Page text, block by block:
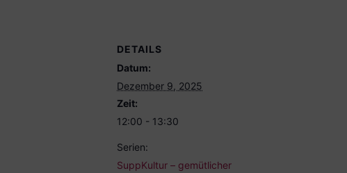
DETAILS
Datum:
Dezember 9, 2025
Zeit:
12:00 - 13:30
Serien:
SuppKultur – gemütlicher